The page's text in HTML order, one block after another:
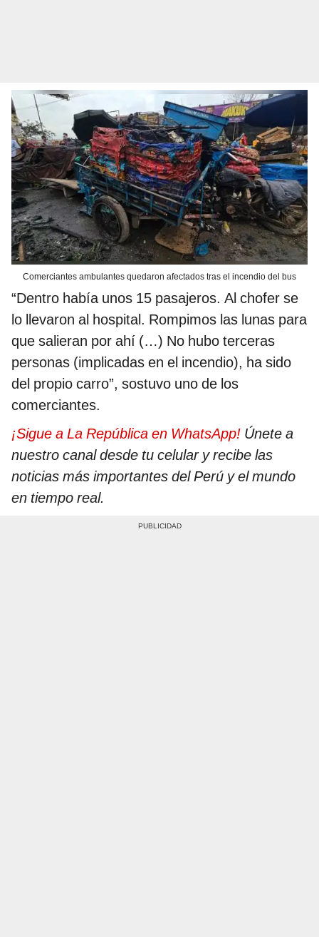
Comerciantes ambulantes quedaron afectados tras el incendio del bus
“Dentro había unos 15 pasajeros. Al chofer se
lo llevaron al hospital. Rompimos las lunas para
que salieran por ahí (…) No hubo terceras
personas (implicadas en el incendio), ha sido
del propio carro”, sostuvo uno de los
comerciantes.
¡Sigue a La República en WhatsApp! Únete a
nuestro canal desde tu celular y recibe las
noticias más importantes del Perú y el mundo
en tiempo real.